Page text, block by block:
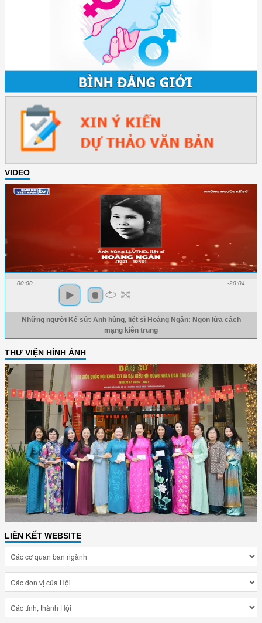
VIDEO
00:00 -20:04
Những người Kể sử: Anh hùng, liệt sĩ Hoàng Ngân: Ngọn lửa cách
mạng kiên trung
THƯ VIỆN HÌNH ẢNH
LIÊN KẾT WEBSITE